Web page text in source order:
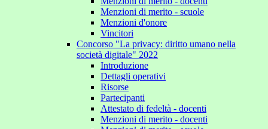
Menzioni di merito - scuole
Menzioni d'onore
Vincitori
Concorso "La privacy: diritto umano nella
società digitale" 2022
Introduzione
Dettagli operativi
Risorse
Partecipanti
Attestato di fedeltà - docenti
Menzioni di merito - docenti